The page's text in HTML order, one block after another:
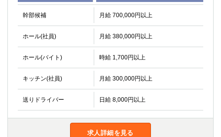
幹部候補 月給 700,000円以上
ホール(社員) 月給 380,000円以上
ホール(バイト) 時給 1,700円以上
キッチン(社員) 月給 300,000円以上
送りドライバー 日給 8,000円以上
求人詳細を見る